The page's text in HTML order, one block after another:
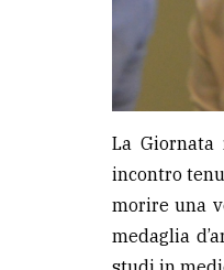
La
incontro
morire una
medaglia